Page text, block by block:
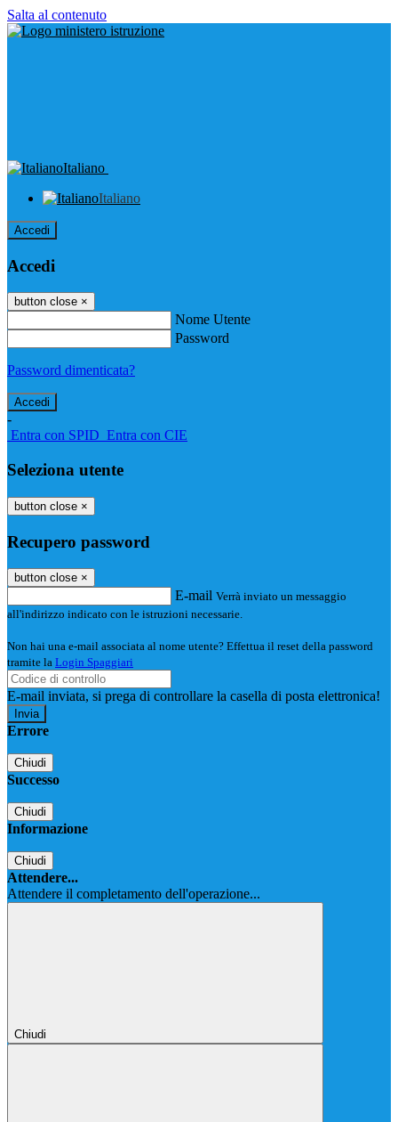
Salta al contenuto
Italiano
Italiano
Accedi
Accedi
button close ×
Nome Utente
Password
Password dimenticata?
-
Entra con SPID Entra con CIE
Seleziona utente
button close ×
Recupero password
button close ×
E-mail Verrà inviato un messaggio
all'indirizzo indicato con le istruzioni necessarie.
Non hai una e-mail associata al nome utente? Effettua il reset della password
tramite la Login Spaggiari
E-mail inviata, si prega di controllare la casella di posta elettronica!
Errore
Chiudi
Successo
Chiudi
Informazione
Chiudi
Attendere...
Attendere il completamento dell'operazione...
Chiudi